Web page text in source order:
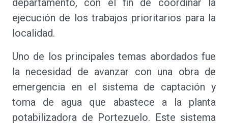
departamento, con el fin de coordinar la
ejecución de los trabajos prioritarios para la
localidad.
Uno de los principales temas abordados fue
la necesidad de avanzar con una obra de
emergencia en el sistema de captación y
toma de agua que abastece a la planta
potabilizadora de Portezuelo. Este sistema